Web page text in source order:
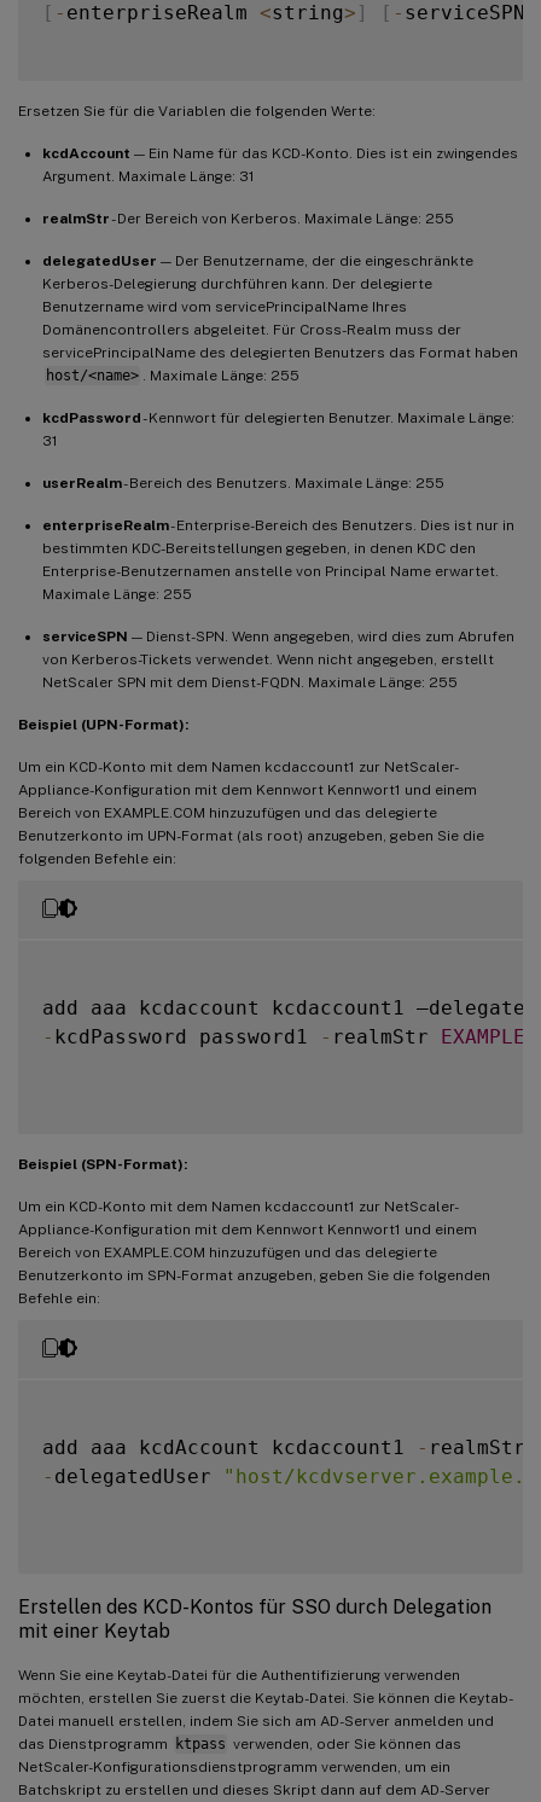
[ - enterpriseRealm <string> ] [ - serviceSPN
Ersetzen Sie für die Variablen die folgenden Werte:
kcdAccount — Ein Name für das KCD-Konto. Dies ist ein zwingendes
Argument. Maximale Länge: 31
realmStr- Der Bereich von Kerberos. Maximale Länge: 255
delegatedUser — Der Benutzername, der die eingeschränkte
Kerberos-Delegierung durchführen kann. Der delegierte
Benutzername wird vom servicePrincipalName Ihres
Domänencontrollers abgeleitet. Für Cross-Realm muss der
servicePrincipalName des delegierten Benutzers das Format haben
host/<name>
. Maximale Länge: 255
kcdPassword- Kennwort für delegierten Benutzer. Maximale Länge:
31
userRealm- Bereich des Benutzers. Maximale Länge: 255
enterpriseRealm- Enterprise-Bereich des Benutzers. Dies ist nur in
bestimmten KDC-Bereitstellungen gegeben, in denen KDC den
Enterprise-Benutzernamen anstelle von Principal Name erwartet.
Maximale Länge: 255
serviceSPN — Dienst-SPN. Wenn angegeben, wird dies zum Abrufen
von Kerberos-Tickets verwendet. Wenn nicht angegeben, erstellt
NetScaler SPN mit dem Dienst-FQDN. Maximale Länge: 255
Beispiel (UPN-Format):
Um ein KCD-Konto mit dem Namen kcdaccount1 zur NetScaler-
Appliance-Konfiguration mit dem Kennwort Kennwort1 und einem
Bereich von EXAMPLE.COM hinzuzufügen und das delegierte
Benutzerkonto im UPN-Format (als root) anzugeben, geben Sie die
folgenden Befehle ein:
- kcdPassword password1 - realmStr EXAMPLE
Beispiel (SPN-Format):
Um ein KCD-Konto mit dem Namen kcdaccount1 zur NetScaler-
Appliance-Konfiguration mit dem Kennwort Kennwort1 und einem
Bereich von EXAMPLE.COM hinzuzufügen und das delegierte
Benutzerkonto im SPN-Format anzugeben, geben Sie die folgenden
Befehle ein:
add aaa kcdAccount kcdaccount1 - realmStr
- delegatedUser "host/
Erstellen des KCD-Kontos für SSO durch Delegation
mit einer Keytab
Wenn Sie eine Keytab-Datei für die Authentifizierung verwenden
möchten, erstellen Sie zuerst die Keytab-Datei. Sie können die Keytab-
Datei manuell erstellen, indem Sie sich am AD-Server anmelden und
das Dienstprogramm
ktpass verwenden, oder Sie können das
NetScaler-Konfigurationsdienstprogramm verwenden, um ein
Batchskript zu erstellen und dieses Skript dann auf dem AD-Server